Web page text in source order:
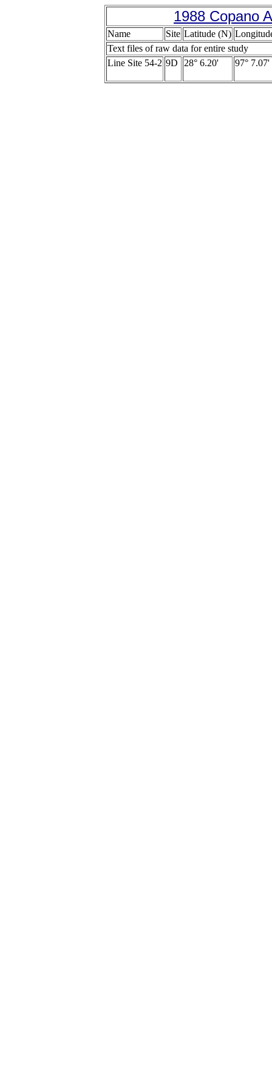
1988 Copano
Name Site Latitude (N)
Text files of raw data for entire study
Line Site 54-2 9D 28° 6.20' 97° 7.07'